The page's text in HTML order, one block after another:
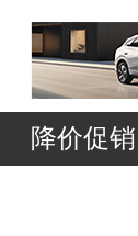
降价促销